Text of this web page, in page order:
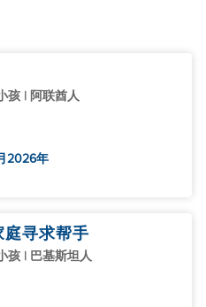
孩 | 阿联酋人
2026年
庭寻求帮手
孩 | 巴基斯坦人